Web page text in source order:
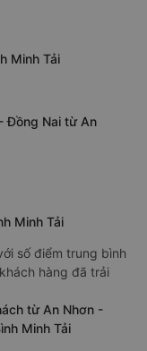
Minh Tải
Đồng Nai từ An
Minh Tải
số điểm trung bình
hàng đã trải
từ An Nhơn -
Minh Tải